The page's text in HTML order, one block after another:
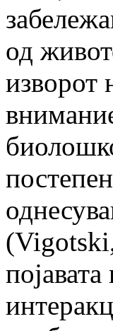
од
изворот